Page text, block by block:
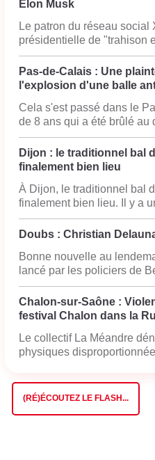
Elon Musk
Le patron du réseau
présidentielle de "trahison
Pas-de-Calais : Une
l'explosion d'une balle
Cela s'est passé dans le
de 8 ans qui a été brûlé au
Dijon : le traditionnel bal
finalement bien lieu
À Dijon, le traditionnel bal
finalement bien lieu. Il y a
Doubs : Christian
Bonne nouvelle au
lancé par les policiers de
Chalon-sur-Saône :
festival Chalon dans la
Le collectif La Méandre
physiques
(RÉ)ÉCOUTEZ LE FLASH...